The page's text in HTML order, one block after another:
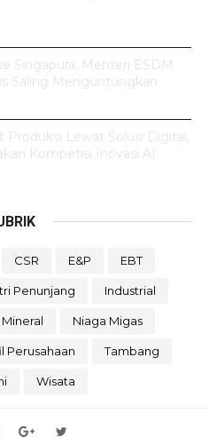
Singapura, Menteri ESDM
Saling Menguntungkan
Produksi Lewat Solusi Digital,
Kompetisi Inovasi AI
CSR E&P EBT
Penunjang Industrial
Mineral Niaga Migas
Perusahaan Tambang
Wisata